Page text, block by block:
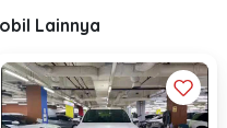
Lainnya